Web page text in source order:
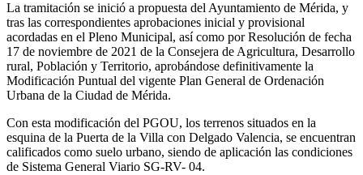
La tramitación se inició a propuesta del Ayuntamiento de Mérida, y
tras las correspondientes aprobaciones inicial y provisional
acordadas en el Pleno Municipal, así como por Resolución de fecha
17 de noviembre de 2021 de la Consejera de Agricultura, Desarrollo
rural, Población y Territorio, aprobándose definitivamente la
Modificación Puntual del vigente Plan General de Ordenación
Urbana de la Ciudad de Mérida.
Con esta modificación del PGOU, los terrenos situados en la
esquina de la Puerta de la Villa con Delgado Valencia, se encuentran
calificados como suelo urbano, siendo de aplicación las condiciones
de Sistema General Viario SG-RV- 04.